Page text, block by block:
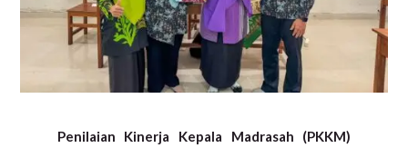
Penilaian Kinerja Kepala Madrasah (PKKM)